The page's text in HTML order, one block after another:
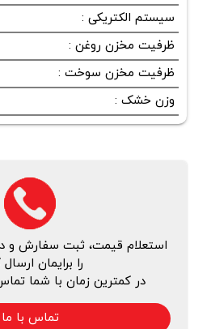
سیستم الکتریکی :
ظرفیت مخزن روغن :
ظرفیت مخزن سوخت :
وزن خشک :
استعلام قیمت، ثبت سفارش و
را برایمان
در کمترین زمان با شما
تماس با ما